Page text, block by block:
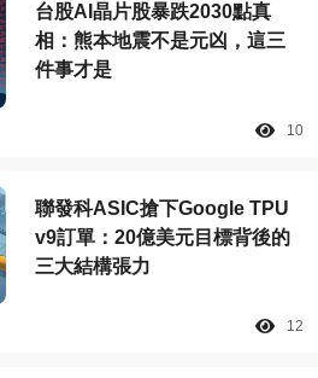
台股AI晶片股暴跌2030點真
相：熊本地震不是元凶，這三
件事才是
10
聯發科ASIC搶下Google TPU
v9訂單：20億美元目標背後的
三大結構張力
12